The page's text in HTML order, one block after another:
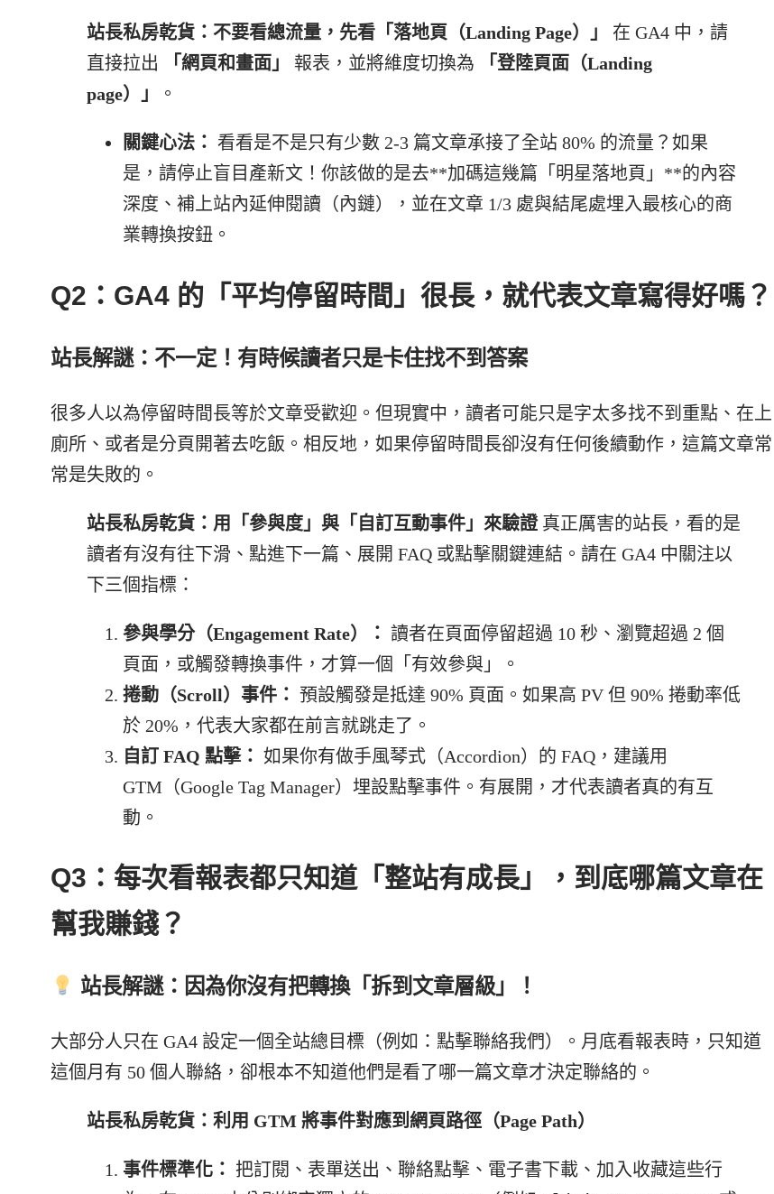
站長私房乾貨：不要看總流量，先看「落地頁（Landing Page）」
在 GA4 中，請
直接拉出
「網頁和畫面」 報表，並將維度切換為
「登陸頁面（Landing
page）」
。
關鍵心法： 看看是不是只有少數 2-3 篇文章承接了全站 80% 的流量？如果
是，請停止盲目產新文！你該做的是去**加碼這幾篇「明星落地頁」**的內容
深度、補上站內延伸閱讀（內鏈），並在文章 1/3 處與結尾處埋入最核心的商
業轉換按鈕。
Q2：GA4 的「平均停留時間」很長，就代表文章寫得好嗎？
站長解謎：不一定！有時候讀者只是卡住找不到答案
很多人以為停留時間長等於文章受歡迎。但現實中，讀者可能只是字太多找不到重點、在上
廁所、或者是分頁開著去吃飯。相反地，如果停留時間長卻沒有任何後續動作，這篇文章常
常是失敗的。
站長私房乾貨：用「參與度」與「自訂互動事件」來驗證真正厲害的站長，看的是
讀者有沒有往下滑、點進下一篇、展開 FAQ 或點擊關鍵連結。請在 GA4 中關注以
下三個指標：
參與學分（Engagement Rate）： 讀者在頁面停留超過 10 秒、瀏覽超過 2 個
頁面，或觸發轉換事件，才算一個「有效參與」。
捲動（Scroll）事件： 預設觸發是抵達 90% 頁面。如果高 PV 但 90% 捲動率低
於 20%，代表大家都在前言就跳走了。
自訂 FAQ 點擊： 如果你有做手風琴式（Accordion）的 FAQ，建議用
GTM（Google Tag Manager）埋設點擊事件。有展開，才代表讀者真的有互
動。
Q3：每次看報表都只知道「整站有成長」，到底哪篇文章在
幫我賺錢？
站長解謎：因為你沒有把轉換「拆到文章層級」！
大部分人只在 GA4 設定一個全站總目標（例如：點擊聯絡我們）。月底看報表時，只知道
這個月有 50 個人聯絡，卻根本不知道他們是看了哪一篇文章才決定聯絡的。
站長私房乾貨：利用 GTM 將事件對應到網頁路徑（Page Path）
事件標準化： 把訂閱、表單送出、聯絡點擊、電子書下載、加入收藏這些行